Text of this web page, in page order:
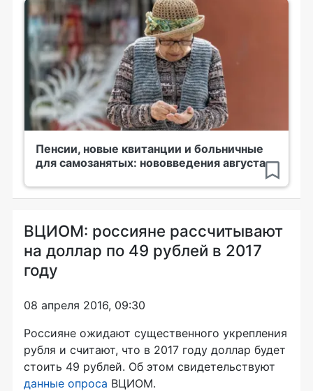
Пенсии, новые квитанции и больничные
для самозанятых: нововведения августа
ВЦИОМ: россияне рассчитывают
на доллар по 49 рублей в 2017
году
08 апреля 2016, 09:30
Россияне ожидают существенного укрепления
рубля и считают, что в 2017 году доллар будет
стоить 49 рублей. Об этом свидетельствуют
данные опроса ВЦИОМ.